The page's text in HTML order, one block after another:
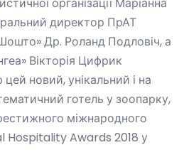
директор ПрАТ
Др. Роланд Подловіч, а
Вікторія Цифрик
новий, унікальний і на
готель у зоопарку,
міжнародного
Hospitality Awards 2018 у